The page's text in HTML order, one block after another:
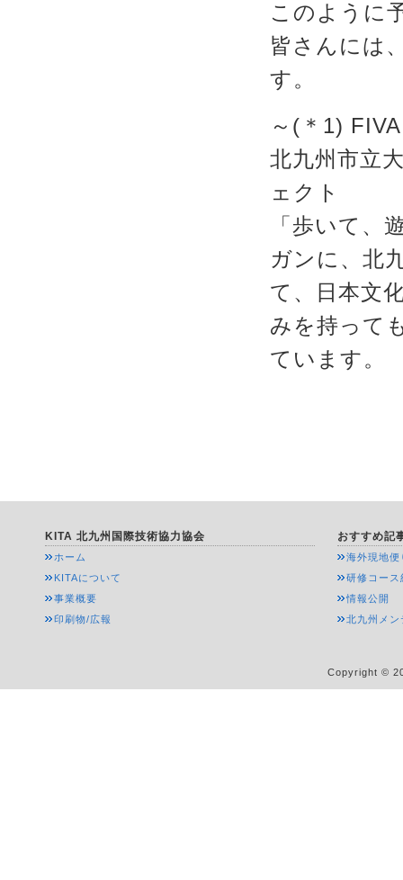
このように
皆さんには
す。
～(＊1)
北九州市立
ェクト
「歩いて、
ガンに、北
て、日本文
みを持って
ています。
KITA 北九州国際技術協力協会
ホーム
KITAについて
事業概要
印刷物/広報
おすすめ記
海外現地便
研修コース
情報公開
北九州メン
Copyright ©